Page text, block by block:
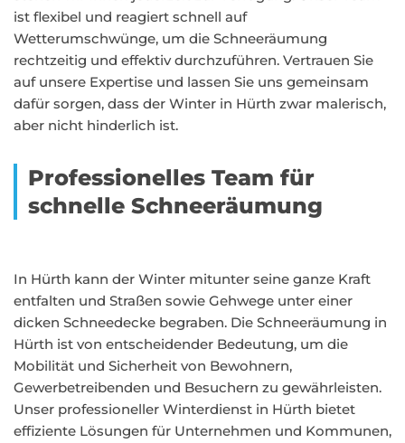
ist flexibel und reagiert schnell auf
Wetterumschwünge, um die Schneeräumung
rechtzeitig und effektiv durchzuführen. Vertrauen Sie
auf unsere Expertise und lassen Sie uns gemeinsam
dafür sorgen, dass der Winter in Hürth zwar malerisch,
aber nicht hinderlich ist.
Professionelles Team für
schnelle Schneeräumung
In Hürth kann der Winter mitunter seine ganze Kraft
entfalten und Straßen sowie Gehwege unter einer
dicken Schneedecke begraben. Die Schneeräumung in
Hürth ist von entscheidender Bedeutung, um die
Mobilität und Sicherheit von Bewohnern,
Gewerbetreibenden und Besuchern zu gewährleisten.
Unser professioneller Winterdienst in Hürth bietet
effiziente Lösungen für Unternehmen und Kommunen,